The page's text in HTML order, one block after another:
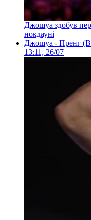
Джошуа здобув
нокдауні
Джошуа - Пренг
13:11, 26/07